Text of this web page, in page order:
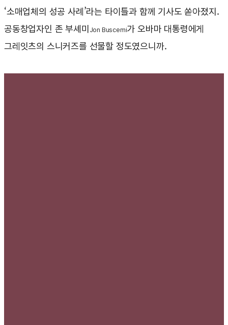
‘소매업체의 성공 사례’라는 타이틀과 함께 기사도 쏟아졌지.
공동창업자인 존 부셰미 Jon Buscemi가 오바마 대통령에게
그레잇츠의 스니커즈를 선물할 정도였으니까.